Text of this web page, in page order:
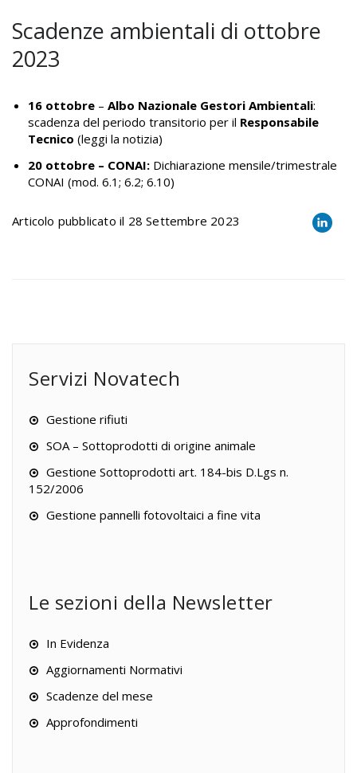
Scadenze ambientali di ottobre
2023
16 ottobre – Albo Nazionale Gestori Ambientali:
scadenza del periodo transitorio per il Responsabile
Tecnico (leggi la notizia)
20 ottobre – CONAI: Dichiarazione mensile/trimestrale
CONAI (mod. 6.1; 6.2; 6.10)
Articolo pubblicato il 28 Settembre 2023
Servizi Novatech
Gestione rifiuti
SOA – Sottoprodotti di origine animale
Gestione Sottoprodotti art. 184-bis D.Lgs n.
152/2006
Gestione pannelli fotovoltaici a fine vita
Le sezioni della Newsletter
In Evidenza
Aggiornamenti Normativi
Scadenze del mese
Approfondimenti